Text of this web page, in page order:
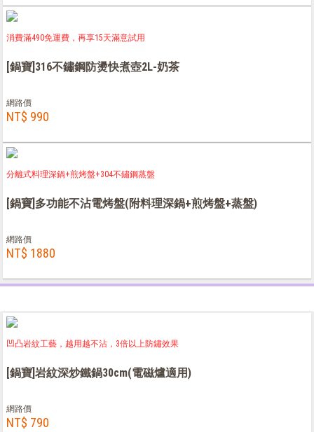
消費滿490免運費，再享15天滿意試用
[鍋寶]316不鏽鋼防燙快煮壺2L-奶茶
網路價
NT$ 990
分離式料理深鍋+煎烤盤+304不鏽鋼蒸盤
[鍋寶]多功能不沾電烤盤(附料理深鍋+煎烤盤+蒸盤)
網路價
NT$ 1880
凹凸岩紋工藝，越用越不沾，3倍以上防鏽效果
[鍋寶]岩紋深炒鐵鍋30cm(電磁爐適用)
網路價
NT$ 790